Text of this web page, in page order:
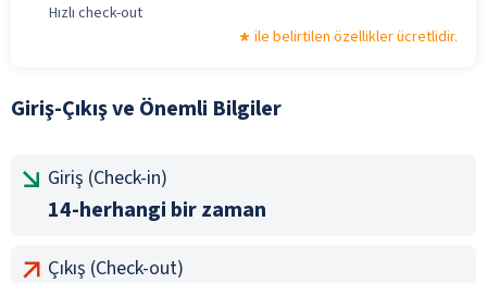
Hızlı check-out
ile belirtilen özellikler ücretlidir.
Giriş-Çıkış ve Önemli Bilgiler
Giriş (Check-in)
14-herhangi bir zaman
Çıkış (Check-out)